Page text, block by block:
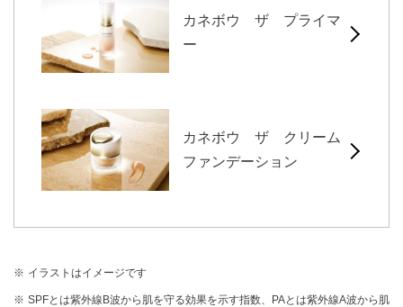
カネボウ ザ プライマ
ー
カネボウ ザ クリーム
ファンデーション
イラストはイメージです
SPFとは紫外線B波から肌を守る効果を示す指数、PAとは紫外線A波から肌